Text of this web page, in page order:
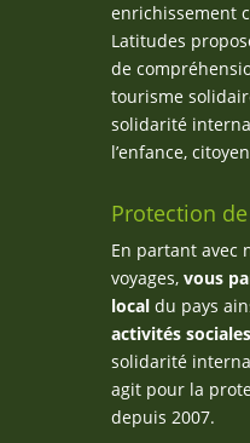
enrichissement
Latitudes
de
tourisme
solidarité
l’enfance,
Protection
En partant avec
voyages, vous
local du pays
activités sociales
solidarité
agit pour la
depuis 2007.